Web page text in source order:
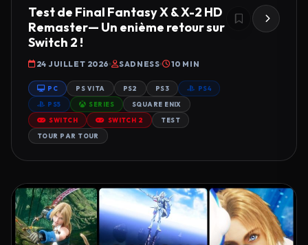
Test de Final Fantasy X & X-2 HD
Remaster— Un enième retour sur
Switch 2 !
24 JUILLET 2026 SADNESS 10 MIN
PC PS VITA PS2 PS3 PS4
PS5 SERIES SQUARE ENIX
SWITCH SWITCH 2 TEST
TOUR PAR TOUR